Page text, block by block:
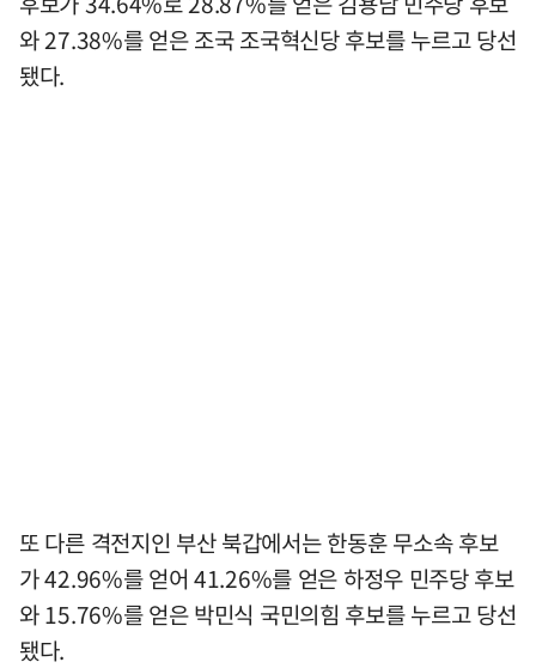
와 27.38%를 얻은 조국 조국혁신당 후보를 누르고 당선
됐다.
또 다른 격전지인 부산 북갑에서는 한동훈 무소속 후보
가 42.96%를 얻어 41.26%를 얻은 하정우 민주당 후보
와 15.76%를 얻은 박민식 국민의힘 후보를 누르고 당선
됐다.